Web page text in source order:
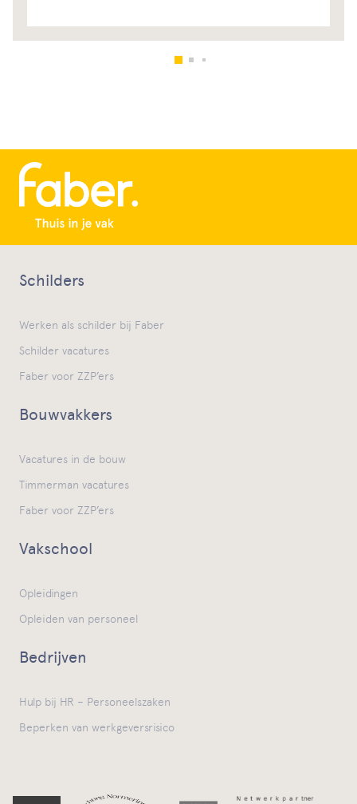
Schilders
Werken als schilder bij Faber
Schilder vacatures
Faber voor ZZP’ers
Bouwvakkers
Vacatures in de bouw
Timmerman vacatures
Faber voor ZZP’ers
Vakschool
Opleidingen
Opleiden van personeel
Bedrijven
Hulp bij HR – Personeelszaken
Beperken van werkgeversrisico